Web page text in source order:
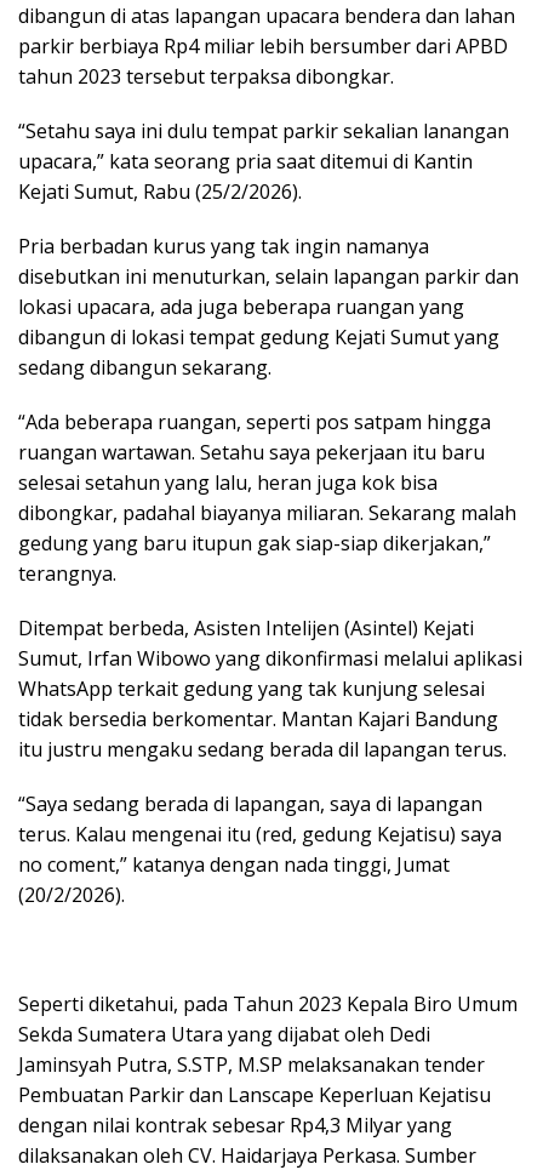
dibangun di atas lapangan upacara bendera dan lahan
parkir berbiaya Rp4 miliar lebih bersumber dari APBD
tahun 2023 tersebut terpaksa dibongkar.
“Setahu saya ini dulu tempat parkir sekalian lanangan
upacara,” kata seorang pria saat ditemui di Kantin
Kejati Sumut, Rabu (25/2/2026).
Pria berbadan kurus yang tak ingin namanya
disebutkan ini menuturkan, selain lapangan parkir dan
lokasi upacara, ada juga beberapa ruangan yang
dibangun di lokasi tempat gedung Kejati Sumut yang
sedang dibangun sekarang.
“Ada beberapa ruangan, seperti pos satpam hingga
ruangan wartawan. Setahu saya pekerjaan itu baru
selesai setahun yang lalu, heran juga kok bisa
dibongkar, padahal biayanya miliaran. Sekarang malah
gedung yang baru itupun gak siap-siap dikerjakan,”
terangnya.
Ditempat berbeda, Asisten Intelijen (Asintel) Kejati
Sumut, Irfan Wibowo yang dikonfirmasi melalui aplikasi
WhatsApp terkait gedung yang tak kunjung selesai
tidak bersedia berkomentar. Mantan Kajari Bandung
itu justru mengaku sedang berada dil lapangan terus.
“Saya sedang berada di lapangan, saya di lapangan
terus. Kalau mengenai itu (red, gedung Kejatisu) saya
no coment,” katanya dengan nada tinggi, Jumat
(20/2/2026).
Seperti diketahui, pada Tahun 2023 Kepala Biro Umum
Sekda Sumatera Utara yang dijabat oleh Dedi
Jaminsyah Putra, S.STP, M.SP melaksanakan tender
Pembuatan Parkir dan Lanscape Keperluan Kejatisu
dengan nilai kontrak sebesar Rp4,3 Milyar yang
dilaksanakan oleh CV. Haidarjaya Perkasa. Sumber